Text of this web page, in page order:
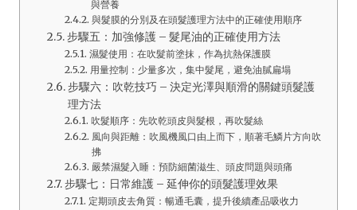
與營養
與髮膜的分別及在頭髮護理方法中的正確使用順序
步驟五：加強修護 – 髮尾油的正確使用方法
濕髮使用：在吹髮前塗抹，作為抗熱保護膜
用量控制：少量多次，集中髮尾，避免油膩扁塌
步驟六：吹乾技巧 – 決定光澤與順滑的關鍵頭髮護
理方法
吹髮順序：先吹乾頭皮與髮根，再吹髮絲
風向與距離：吹風機風口由上而下，順著毛鱗片方向吹
拂
嚴禁濕髮入睡：預防細菌滋生、頭皮問題與頭痛
步驟七：日常維護 – 延伸你的頭髮護理效果
定期頭皮去角質：暢通毛囊，提升後續產品吸收力